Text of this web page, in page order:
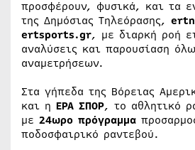
προσφέρουν, φυσικά, και τα
της Δημόσιας Τηλεόρασης,
ertsports.gr, με διαρκή ροή
αναλύσεις και παρουσίαση
αναμετρήσεων.
Στα γήπεδα της Βόρειας
και η ΕΡΑ ΣΠΟΡ, το αθλητικό
με 24ωρο πρόγραμμα
ποδοσφαιρικό ραντεβού.